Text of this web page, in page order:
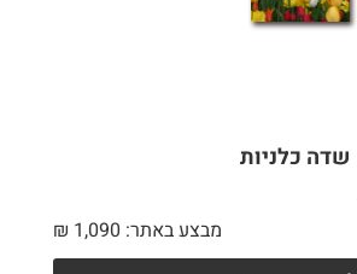
שדה כלניות
מבצע באתר: ₪ 1,090